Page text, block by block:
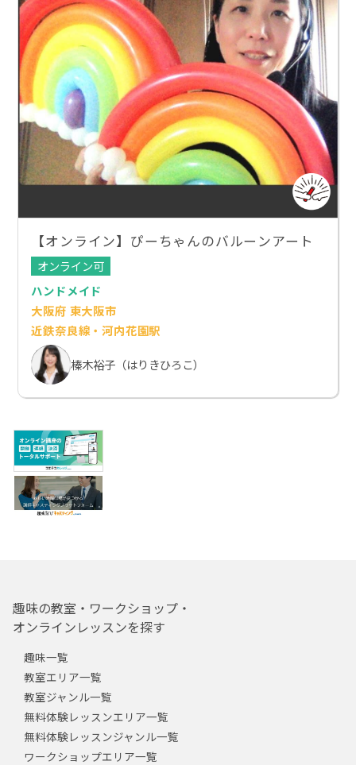
【オンライン】ぴーちゃんのバルーンアート
オンライン可
ハンドメイド
大阪府 東大阪市
近鉄奈良線・河内花園駅
榛木裕子（はりきひろこ）
趣味の教室・ワークショップ・
オンラインレッスンを探す
趣味一覧
教室エリア一覧
教室ジャンル一覧
無料体験レッスンエリア一覧
無料体験レッスンジャンル一覧
ワークショップエリア一覧